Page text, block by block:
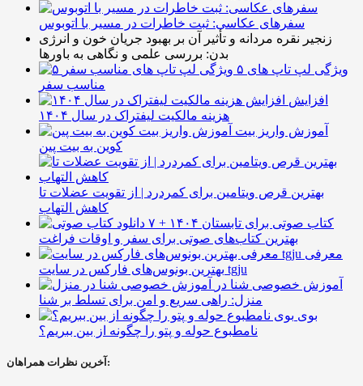
سفرهای عکاسی: ثبت خاطرات در مسیر با اتوبوس
زنجیر نقره مردانه و تأثیر آن بر بهبود جریان خون و انرژی
بدن: بررسی علمی و نگاهی به باورها
۵ ویژگی لپ تاپ های
مناسب سفر
افزایش
هزینه مالکیت لیفتراک در سال ۱۴۰۴
آموزش واریز بیت
کوین به بیت پین
بهترین قرص ویتامین برای کمردرد | از تقویت عضلات تا
کاهش التهاب
۷ کتاب صوتی برای تابستان ۱۴۰۴ +
بهترین کتاب‌های صوتی برای سفر و اوقات فراغت
معرفی
بهترین بونوس‌های فارکس در سایت tgju
آموزش خصوصی شنا در
منزل: راهی سریع و امن برای تسلط بر شنا
بوی
نامطبوع حوله و پتو را چگونه از بین ببریم؟
آخرین نظرات همراهان: